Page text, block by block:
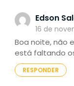
Edson
16 de
Boa noite, não
está faltando os
RESPONDER